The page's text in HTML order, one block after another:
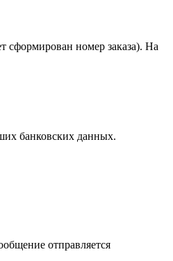
сформирован номер заказа). На
банковских данных.
отправляется